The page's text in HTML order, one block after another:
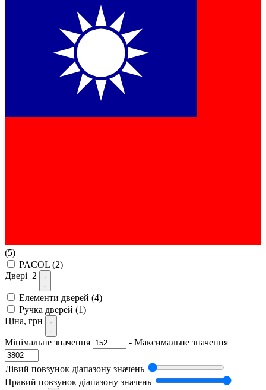
(5)
PACOL (2)
Двері 2
Елементи дверей (4)
Ручка дверей (1)
Ціна, грн
Мінімальне значення - Максимальне значення
Лівий повзунок діапазону значень
Правий повзунок діапазону значень